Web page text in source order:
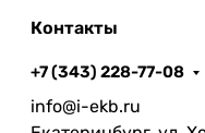
выбором для
подготовки.
Преимущества
Контакты
+7 (343) 228-77-08
info@i-ekb.ru